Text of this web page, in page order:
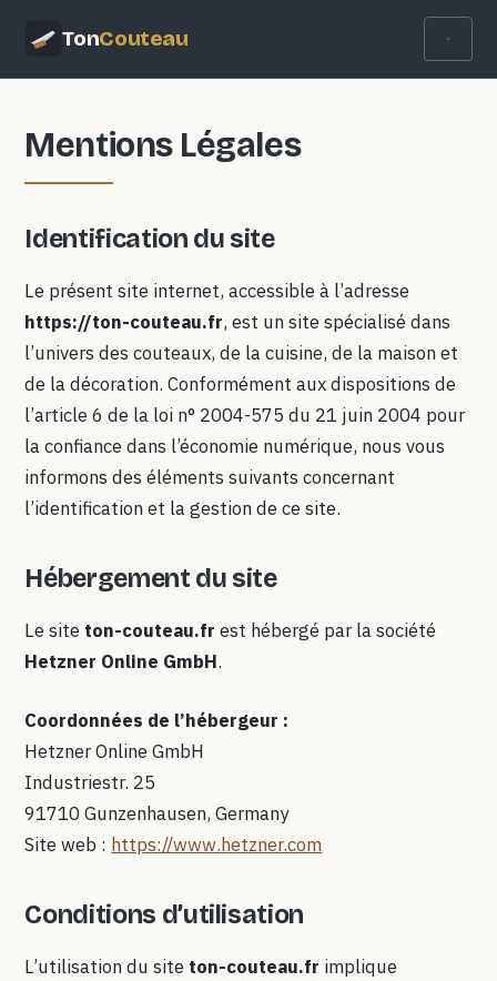
TonCouteau
Mentions Légales
Identification du site
Le présent site internet, accessible à l’adresse
https://ton-couteau.fr, est un site spécialisé dans
l’univers des couteaux, de la cuisine, de la maison et
de la décoration. Conformément aux dispositions de
l’article 6 de la loi n° 2004-575 du 21 juin 2004 pour
la confiance dans l’économie numérique, nous vous
informons des éléments suivants concernant
l’identification et la gestion de ce site.
Hébergement du site
Le site ton-couteau.fr est hébergé par la société
Hetzner Online GmbH.
Coordonnées de l’hébergeur :
Hetzner Online GmbH
Industriestr. 25
91710 Gunzenhausen, Germany
Site web : https://www.hetzner.com
Conditions d’utilisation
L’utilisation du site ton-couteau.fr implique